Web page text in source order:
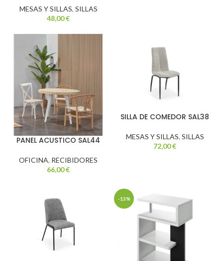
MESAS Y SILLAS, SILLAS
48,00€
PANEL ACUSTICO SAL44
OFICINA, RECIBIDORES
66,00€
SILLA DE COMEDOR SAL38
MESAS Y SILLAS, SILLAS
72,00€
-13%